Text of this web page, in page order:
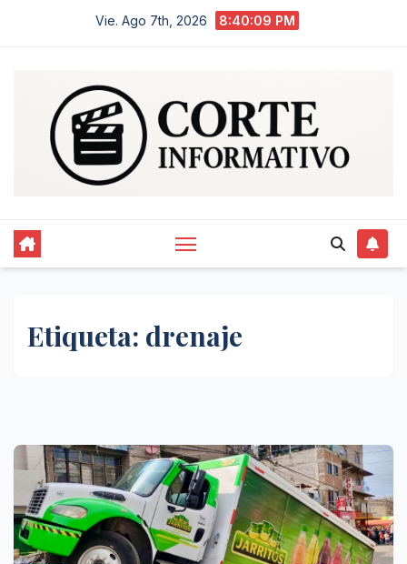
Vie. Ago 7th, 2026 8:40:10 PM
Etiqueta: drenaje